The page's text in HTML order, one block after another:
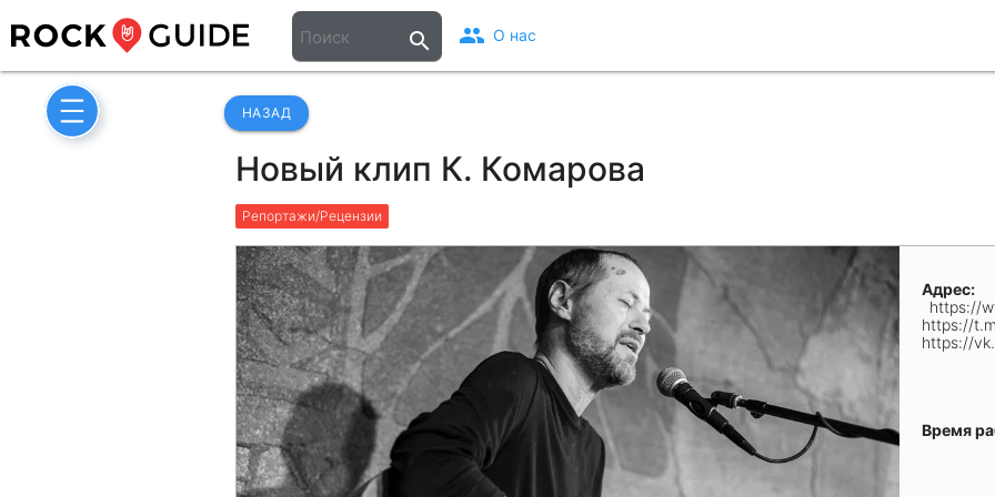
search people О нас
НАЗАД
Новый клип К. Комарова
Репортажи/Рецензии
Адрес:
https://
https://
https://
Время